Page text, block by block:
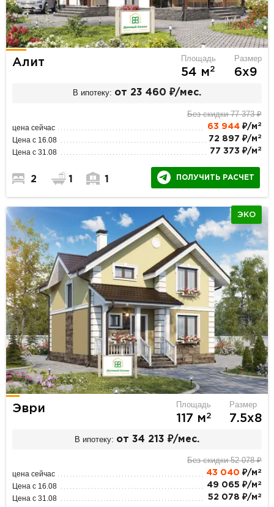
Алит Площадь
54 м2
Размер
6х9
В ипотеку: от 23 460 ₽/мес.
Без скидки 77 373 ₽
цена сейчас 63 944₽/м 2
Цена с 16.08 72 897 ₽/м 2
Цена с 31.08 77 373 ₽/м 2
2 1 1 ПОЛУЧИТЬ РАСЧЕТ
ЭКО
Эври Площадь
117 м2
Размер
7.5х8
В ипотеку: от 34 213 ₽/мес.
Без скидки 52 078 ₽
цена сейчас 43 040 ₽/м 2
Цена с 16.08 49 065 ₽/м 2
Цена с 31.08 52 078 ₽/м 2